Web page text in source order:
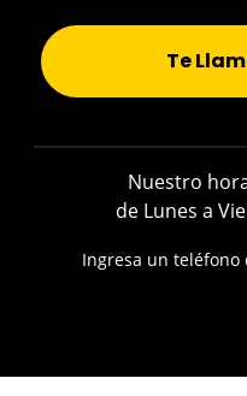
Te
Nuestro
de Lunes a
Ingresa un teléfono